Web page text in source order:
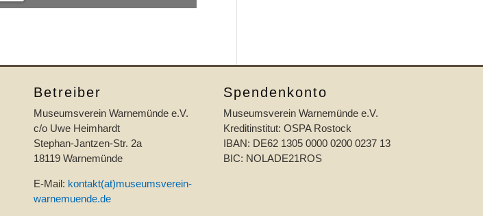
Betreiber
Museumsverein Warnemünde e.V.
c/o Uwe Heimhardt
Stephan-Jantzen-Str. 2a
18119 Warnemünde
E-Mail: kontakt(at)museumsverein-
warnemuende.de
Spendenkonto
Museumsverein Warnemünde e.V.
Kreditinstitut: OSPA Rostock
IBAN: DE62 1305 0000 0200 0237 13
BIC: NOLADE21ROS